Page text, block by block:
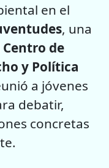
en el
, una
Centro de
y Política
a jóvenes
debatir,
concretas